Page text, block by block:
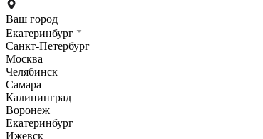
Ваш город
Екатеринбург
Санкт-Петербург
Москва
Челябинск
Самара
Калининград
Воронеж
Екатеринбург
Ижевск